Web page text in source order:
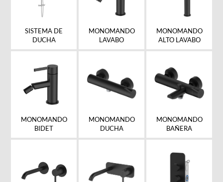
SISTEMA DE
DUCHA
MONOMANDO
LAVABO
MONOMANDO
ALTO LAVABO
MONOMANDO
BIDET
MONOMANDO
DUCHA
MONOMANDO
BAÑERA